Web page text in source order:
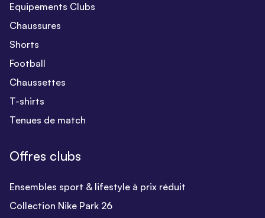
Equipements Clubs
Chaussures
Shorts
Football
Chaussettes
T-shirts
Tenues de match
Offres clubs
Ensembles sport & lifestyle à prix réduit
Collection Nike Park 26